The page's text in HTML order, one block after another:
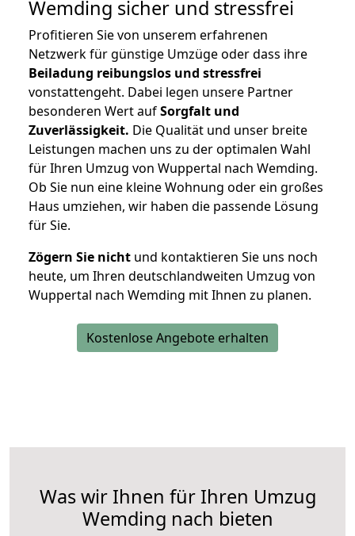
Wemding sicher und stressfrei
Profitieren Sie von unserem erfahrenen
Netzwerk für günstige Umzüge oder dass ihre
Beiladung reibungslos und stressfrei
vonstattengeht. Dabei legen unsere Partner
besonderen Wert aufSorgfalt und
Zuverlässigkeit. Die Qualität und unser breite
Leistungen machen uns zu der optimalen Wahl
für Ihren Umzug von Wuppertal nach Wemding.
Ob Sie nun eine kleine Wohnung oder ein großes
Haus umziehen, wir haben die passende Lösung
für Sie.
Zögern Sie nicht und kontaktieren Sie uns noch
heute, um Ihren deutschlandweiten Umzug von
Wuppertal nach Wemding mit Ihnen zu planen.
Kostenlose Angebote erhalten
Was wir Ihnen für Ihren Umzug
Wemding nach bieten